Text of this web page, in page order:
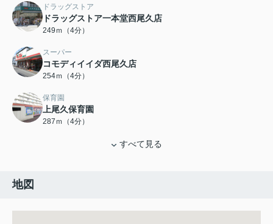
ドラッグストア
ドラッグストア一本堂西尾久店
249ｍ（4分）
スーパー
コモディイイダ西尾久店
254ｍ（4分）
保育園
上尾久保育園
287ｍ（4分）
すべて見る
地図